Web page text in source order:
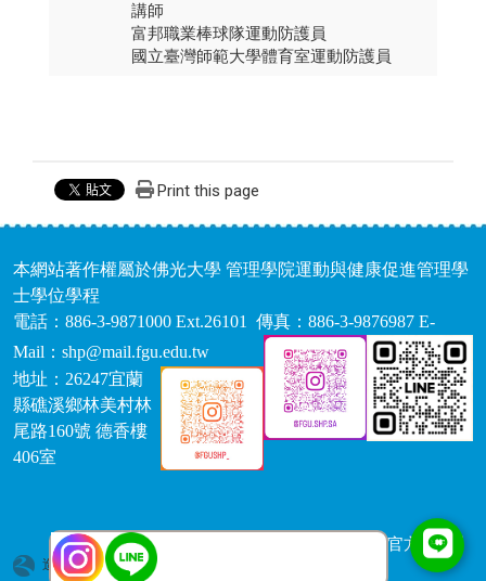
講師
富邦職業棒球隊運動防護員
國立臺灣師範大學體育室運動防護員
Print this page
本網站著作權屬於佛光大學 管理學院運動與健康促進管理學
士學位學程
電話：886-3-9871000 Ext.26101 傳真：886-3-9876987 E-
Mail：shp@mail.fgu.edu.tw
地址：26247宜蘭
縣礁溪鄉林美村林
尾路160號 德香樓
406室
【運健學程IG】 【系學會IG】 【官方LINE】
造訪人次 : 1750131